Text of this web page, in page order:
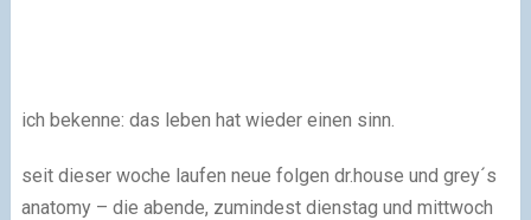
ich bekenne: das leben hat wieder einen sinn.
seit dieser woche laufen neue folgen dr.house und grey´s
anatomy – die abende, zumindest dienstag und mittwoch